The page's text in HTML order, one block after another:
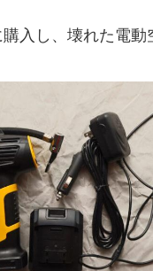
入し、壊れた電動